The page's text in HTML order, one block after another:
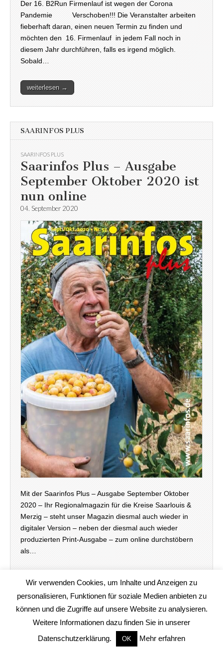
Der 16. B2Run Firmenlauf ist wegen der Corona
Pandemie Verschoben!!! Die Veranstalter arbeiten
fieberhaft daran, einen neuen Termin zu finden und
möchten den 16. Firmenlauf in jedem Fall noch in
diesem Jahr durchführen, falls es irgend möglich.
Sobald…
weiterlesen →
SAARINFOS PLUS
SAARINFOS PLUS
Saarinfos Plus – Ausgabe
September Oktober 2020 ist
nun online
04. September 2020
Mit der Saarinfos Plus – Ausgabe September Oktober
2020 – Ihr Regionalmagazin für die Kreise Saarlouis &
Merzig – steht unser Magazin diesmal auch wieder in
digitaler Version – neben der diesmal auch wieder
produzierten Print-Ausgabe – zum online durchstöbern
als…
www.saarinfos.de. All Rights Reserved.
The Magazine Basic Theme by
bavotasan.com.
Wir verwenden Cookies, um Inhalte und Anzeigen zu
personalisieren, Funktionen für soziale Medien anbieten zu
können und die Zugriffe auf unsere Website zu analysieren.
Weitere Informationen dazu finden Sie in unserer
Datenschutzerklärung.
OK Mehr erfahren